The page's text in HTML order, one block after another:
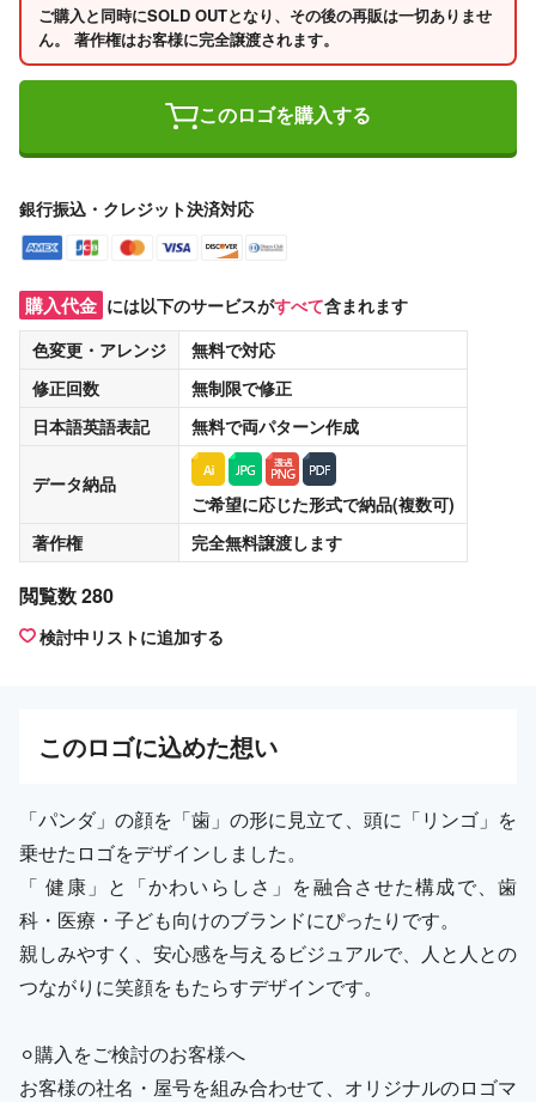
ご購入と同時にSOLD OUTとなり、その後の再販は一切ありませ
ん。 著作権はお客様に完全譲渡されます。
このロゴを購入する
銀行振込・クレジット決済対応
購入代金 には以下のサービスがすべて含まれます
色変更・アレンジ
無料で対応
修正回数
無制限で修正
日本語英語表記
無料で両パターン作成
データ納品
ご希望に応じた形式で納品(複数可)
著作権
完全無料譲渡します
閲覧数 280
検討中リストに追加する
このロゴに込めた想い
「パンダ」の顔を「歯」の形に見立て、頭に「リンゴ」を
乗せたロゴをデザインしました。
「 健康」と「かわいらしさ」を融合させた構成で、歯
科・医療・子ども向けのブランドにぴったりです。
親しみやすく、安心感を与えるビジュアルで、人と人との
つながりに笑顔をもたらすデザインです。
⚪︎購入をご検討のお客様へ
お客様の社名・屋号を組み合わせて、オリジナルのロゴマ